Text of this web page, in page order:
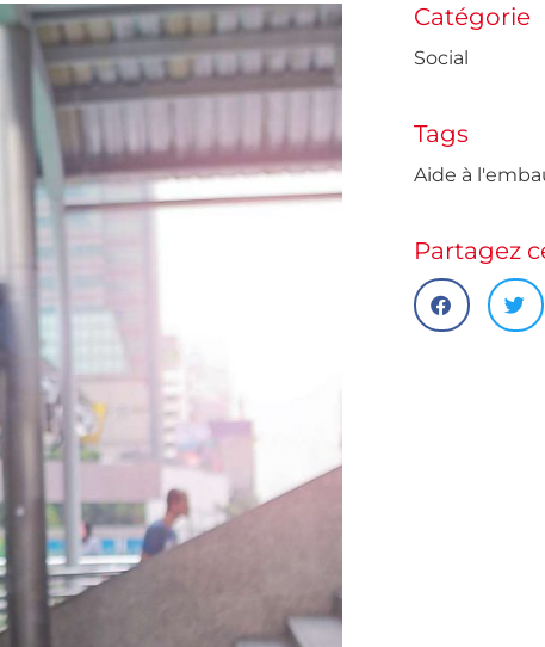
Catégorie
Social
Tags
Aide à
Partagez